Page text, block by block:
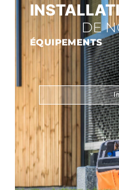
DE
ÉQUIPEMENTS